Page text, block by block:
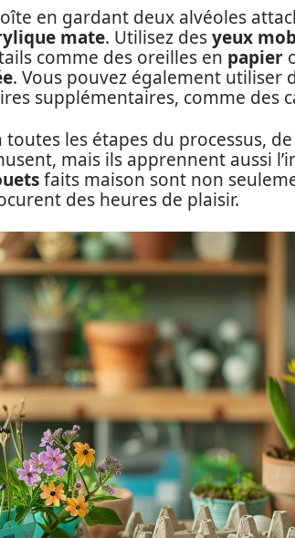
en gardant deux alvéoles
mate. Utilisez desyeux
comme des oreilles en papier
. Vous pouvez également utiliser
supplémentaires, comme des
les étapes du processus,
mais ils apprennent aussi
faits maison sont non
des heures de plaisir.